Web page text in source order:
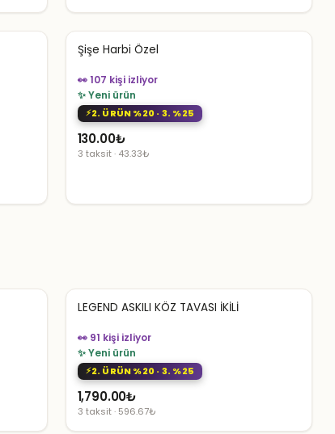
Şişe Harbi Özel
👀 107 kişi izliyor
✨ Yeni ürün
2. ÜRÜN %20 · 3. %25
130.00₺
3 taksit · 43.33₺
LEGEND ASKILI KÖZ TAVASI İKİLİ
👀 91 kişi izliyor
✨ Yeni ürün
2. ÜRÜN %20 · 3. %25
1,790.00₺
3 taksit · 596.67₺